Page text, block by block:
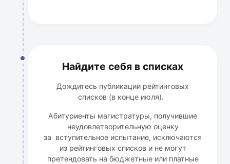
Найдите себя в списках
Дождитесь публикации рейтинговых
списков (в конце июля).
Абитуриенты магистратуры, получившие
неудовлетворительную оценку
за вступительное испытание, исключаются
из рейтинговых списков и не могут
претендовать на бюджетные или платные